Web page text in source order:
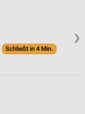
❯
Schließt in 4 Min.